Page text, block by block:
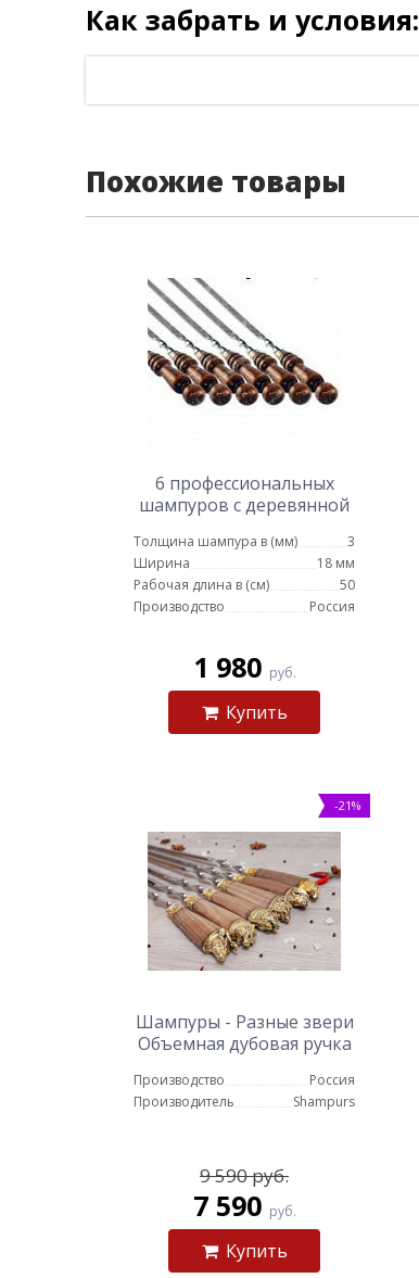
Как забрать и условия:
Похожие товары
6 профессиональных
шампуров с деревянной
Толщина шампура в (мм)
3
Ширина
18 мм
Рабочая длина в (см)
50
Производство
Россия
1 980 руб.
Купить
-21%
Шампуры - Разные звери
Объемная дубовая ручка
Производство
Россия
Производитель
Shampurs
9 590 руб.
7 590 руб.
Купить